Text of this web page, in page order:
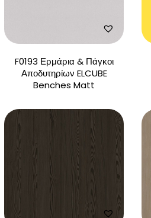
F0193 Ερμάρια & Πάγκοι
Αποδυτηρίων ELCUBE
Benches Matt